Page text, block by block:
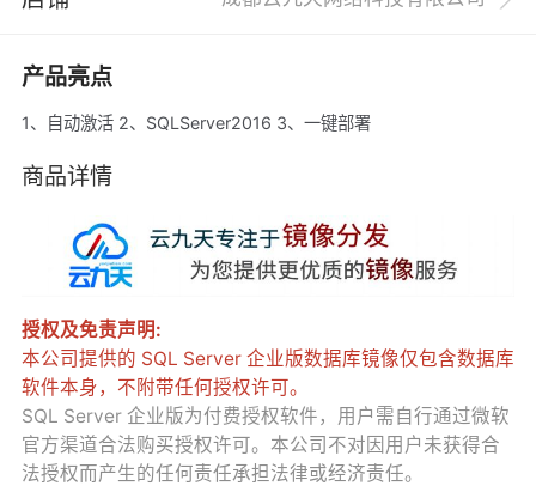
产品亮点
1、自动激活 2、SQLServer2016 3、一键部署
商品详情
授权及免责声明:
本公司提供的 SQL Server 企业版数据库镜像仅包含数据库
软件本身，不附带任何授权许可。
SQL Server 企业版为付费授权软件，用户需自行通过微软
官方渠道合法购买授权许可。本公司不对因用户未获得合
法授权而产生的任何责任承担法律或经济责任。